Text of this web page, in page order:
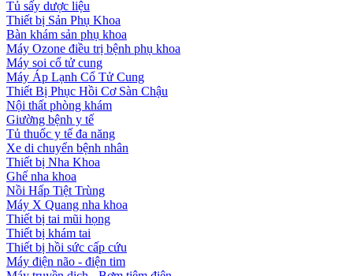
Tủ sấy dược liệu
Thiết bị Sản Phụ Khoa
Bàn khám sản phụ khoa
Máy Ozone điều trị bệnh phụ khoa
Máy soi cổ tử cung
Máy Áp Lạnh Cổ Tử Cung
Thiết Bị Phục Hồi Cơ Sàn Chậu
Nội thất phòng khám
Giường bệnh y tế
Tủ thuốc y tế đa năng
Xe di chuyển bệnh nhân
Thiết bị Nha Khoa
Ghế nha khoa
Nồi Hấp Tiệt Trùng
Máy X Quang nha khoa
Thiết bị tai mũi họng
Thiết bị khám tai
Thiết bị hồi sức cấp cứu
Máy điện não - điện tim